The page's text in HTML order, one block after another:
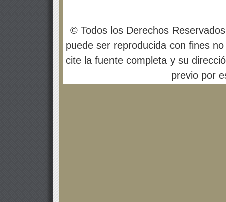
© Todos los Derechos
puede ser reproducida con fines
cite la fuente completa y su
previo por